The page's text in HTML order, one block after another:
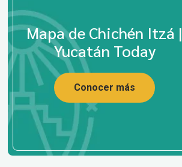
Mapa de Chichén Itzá |
Yucatán Today
Conocer más